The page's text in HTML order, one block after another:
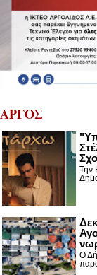
ΑΡΓΟΣ
Την
Ο